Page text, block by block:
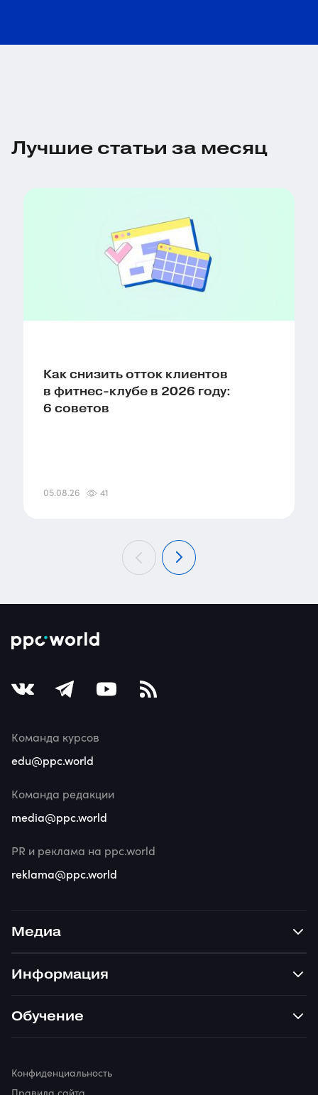
Лучшие статьи за месяц
Как снизить отток клиентов
в фитнес-клубе в 2026 году:
6 советов
05.08.26 41
Медиа
Информация
Обучение
Команда курсов
edu@ppc.world
Команда редакции
media@ppc.world
PR и реклама на ppc.world
reklama@ppc.world
Конфиденциальность